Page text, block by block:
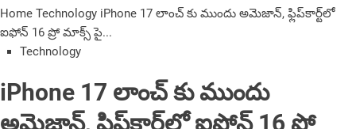
Home Technology iPhone 17 లాంచ్ కు ముందు అమెజాన్, ఫ్లిప్‌కార్ట్‌లో
ఐఫోన్ 16 ప్రో మాక్స్ పై...
Technology
iPhone 17 లాంచ్ కు ముందు
అమెజాన్, ఫ్లిప్‌కార్ట్‌లో ఐఫోన్ 16 ప్రో